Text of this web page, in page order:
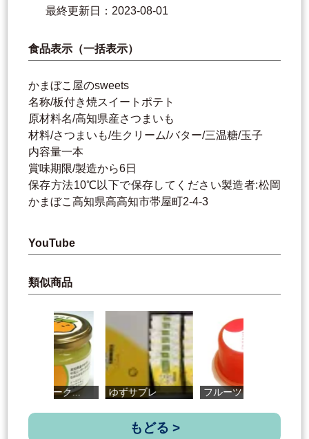
最終更新日：2023-08-01
食品表示（一括表示）
かまぼこ屋のsweets
名称/板付き焼スイートポテト
原材料名/高知県産さつまいも
材料/さつまいも/生クリーム/バター/三温糖/玉子
内容量一本
賞味期限/製造から6日
保存方法10℃以下で保存してください製造者:松岡
かまぼこ高知県高高知市帯屋町2-4-3
YouTube
類似商品
ゆずバターク... ゆずサブレ フルーツトマ...
もどる >